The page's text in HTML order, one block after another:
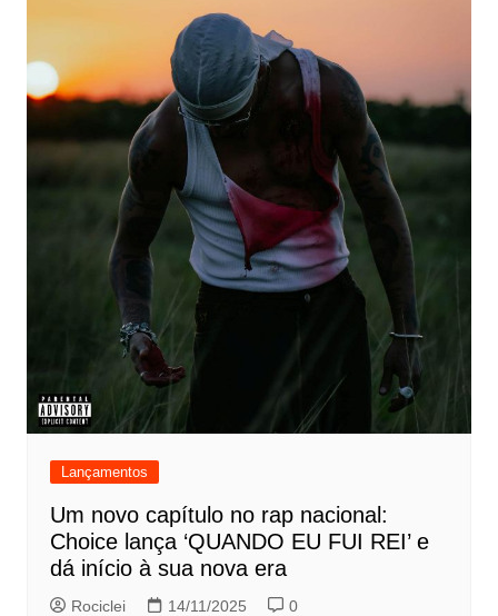
Lançamentos
Um novo capítulo no rap nacional:
Choice lança ‘QUANDO EU FUI REI’ e
dá início à sua nova era
Rociclei 14/11/2025 0